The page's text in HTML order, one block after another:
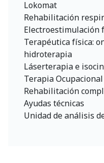
Lokomat
Rehabilitación
Electroestimulación
Terapéutica física:
hidroterapia
Láserterapia e
Terapia Ocupacional
Rehabilitación
Ayudas técnicas
Unidad de análisis